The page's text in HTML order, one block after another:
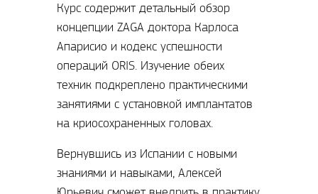
Курс содержит детальный обзор
концепции ZAGA доктора Карлоса
Апарисио и кодекс успешности
операций ORIS. Изучение обеих
техник подкреплено практическими
занятиями с установкой имплантатов
на криосохраненных головах.
Вернувшись из Испании с новыми
знаниями и навыками, Алексей